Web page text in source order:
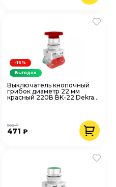
Выключатель кнопочный
грибок диаметр 22 мм
красный 220В ВK-22 Dekraft
471₽
560 ₽
-16%
Выгодно